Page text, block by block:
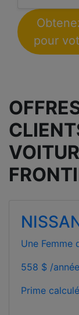
pour
Une Femme
558 $ /année
Prime